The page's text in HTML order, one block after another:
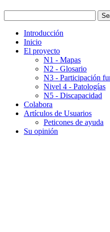
Introducción
Inicio
El proyecto
N1 - Mapas
N2 - Glosario
N3 - Participación
Nivel 4 - Patologías
N5 - Discapacidad
Colabora
Artículos de Usuarios
Peticones de ayuda
Su opinión